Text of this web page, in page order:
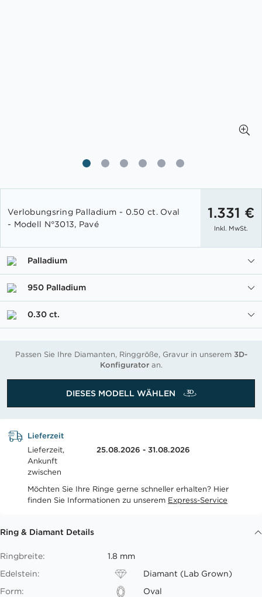
Anfang
der
Bildgalerie
Verlobungsring Palladium - 0.50 ct. Oval
- Modell N°3013, Pavé
1.331 €
Inkl. MwSt.
Palladium
950 Palladium
0.30 ct.
Passen Sie Ihre Diamanten, Ringgröße, Gravur in unserem 3D-
Konfiguratoran.
DIESES MODELL WÄHLEN
Lieferzeit
Lieferzeit,
Ankunft
zwischen
25.08.2026 - 31.08.2026
Möchten Sie Ihre Ringe gerne schneller erhalten? Hier
finden Sie Informationen zu unserem Express-Service
Ring & Diamant Details
Ringbreite:
1.8 mm
Edelstein:
Diamant (Lab Grown)
Form:
Oval